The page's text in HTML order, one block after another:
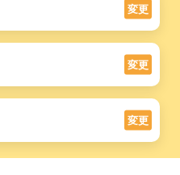
変更
変更
変更